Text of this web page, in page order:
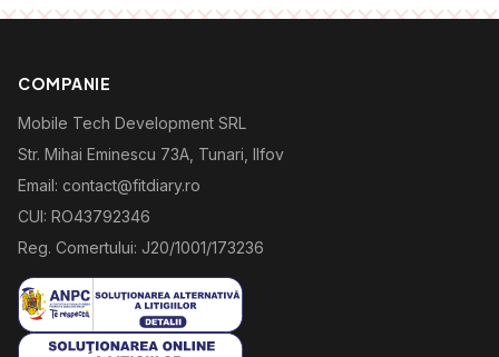
COMPANIE
Mobile Tech Development SRL
Str. Mihai Eminescu 73A, Tunari, Ilfov
Email: contact@fitdiary.ro
CUI: RO43792346
Reg. Comertului: J20/1001/173236